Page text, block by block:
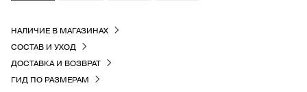
НАЛИЧИЕ В МАГАЗИНАХ
СОСТАВ И УХОД
ДОСТАВКА И ВОЗВРАТ
ГИД ПО РАЗМЕРАМ